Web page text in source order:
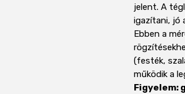
jelent. A
igazítani, jó
Ebben a
(festék,
működik a
Figyelem: